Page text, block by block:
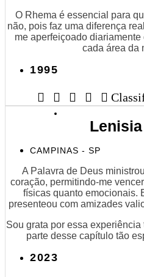
O Rhema é essencial para
não, pois faz uma diferença
me aperfeiçoado
cada área da
1995
    
CAMPINAS - SP
A Palavra de Deus
coração, permitindo-me
físicas quanto emocionais.
presenteou com amizades
Sou grata por essa
parte desse capítulo tão
2023